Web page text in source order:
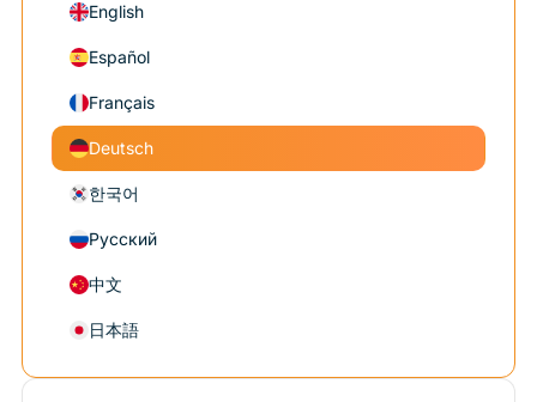
English
Español
Français
Deutsch
한국어
Русский
中文
日本語